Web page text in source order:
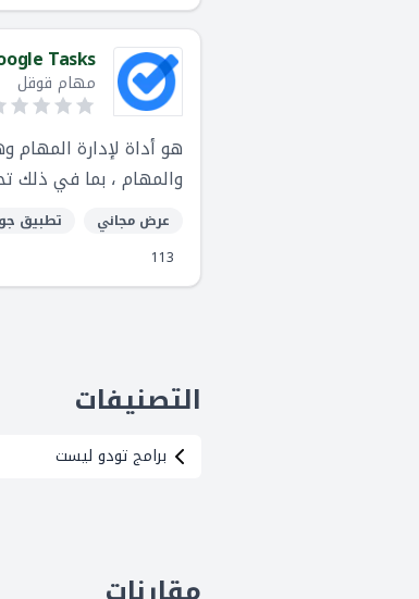
Tasks
مهام قوقل
والمهام ، بما في ذلك
عرض مجاني
تطبيق
113
التصنيفات
برامج تودو ليست